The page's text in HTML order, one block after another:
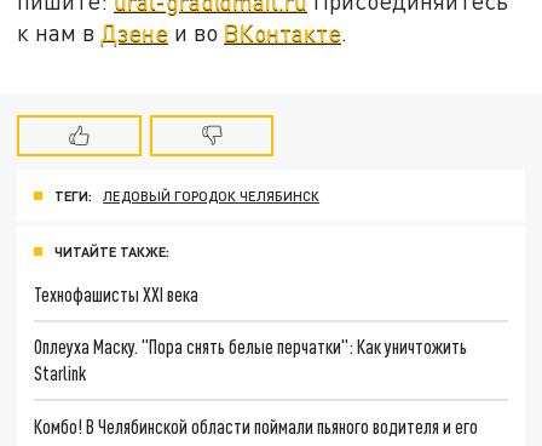
к нам в Дзене и во ВКонтакте.
ТЕГИ: ЛЕДОВЫЙ ГОРОДОК ЧЕЛЯБИНСК
ЧИТАЙТЕ ТАКЖЕ:
Технофашисты XXI века
Оплеуха Маску. "Пора снять белые перчатки": Как уничтожить
Starlink
Комбо! В Челябинской области поймали пьяного водителя и его